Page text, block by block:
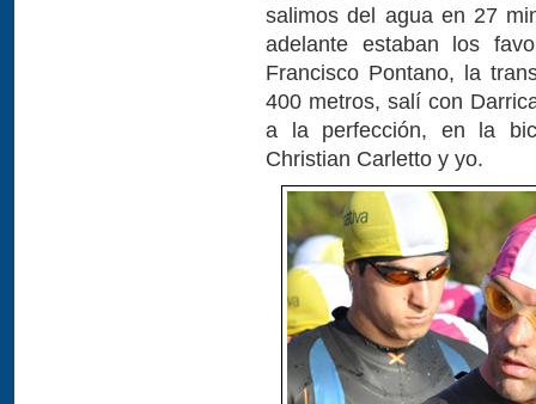
salimos del agua en 27
adelante estaban los
Francisco Pontano, la
400 metros, salí con
a la perfección, en la
Christian Carletto y yo.